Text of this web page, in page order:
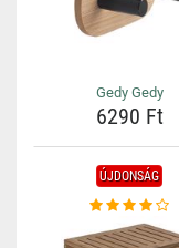
Gedy Gedy
6290 Ft
ÚJDONSÁG